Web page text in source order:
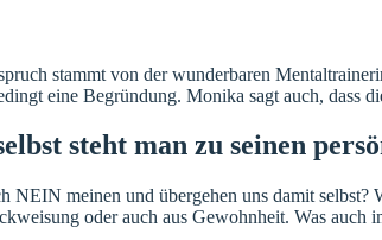
stammt von der wunderbaren
eine Begründung. Monika sagt auch, dass
steht man zu seinen
meinen und übergehen uns damit
oder auch aus Gewohnheit. Was auch